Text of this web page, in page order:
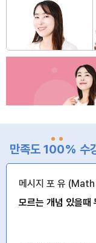
만족도 100% 수
메시지 포 유
모르는 개념 있을때